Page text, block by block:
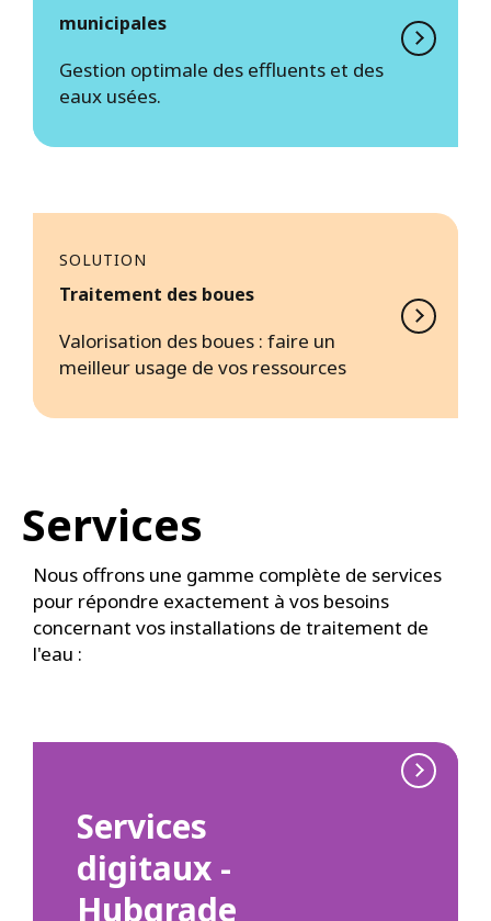
municipales
Gestion optimale des effluents et des
eaux usées.
SOLUTION
Traitement des boues
Valorisation des boues : faire un
meilleur usage de vos ressources
Services
Nous offrons une gamme complète de services
pour répondre exactement à vos besoins
concernant vos installations de traitement de
l'eau :
Services
digitaux -
Hubgrade